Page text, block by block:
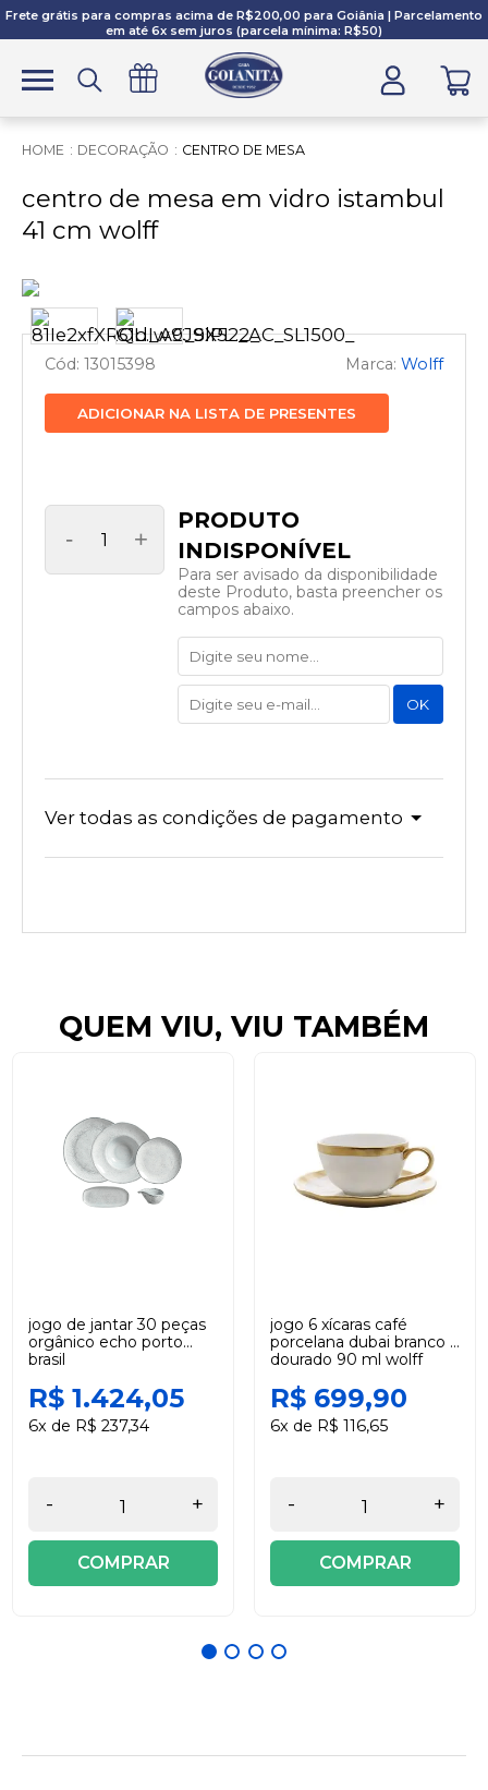
Frete grátis para compras acima de R$200,00 para Goiânia | Parcelamento
em até 6x sem juros (parcela mínima: R$50)
DECORAÇÃO CENTRO DE MESA
centro de mesa em vidro istambul
41 cm wolff
13015398 Wolff
ADICIONAR NA LISTA DE PRESENTES
- +
Para ser avisado da disponibilidade
deste Produto, basta preencher os
campos abaixo.
Ver todas as condições de pagamento
QUEM VIU, VIU TAMBÉM
jogo de jantar 30 peças
orgânico echo porto
brasil
R$ 1.424,05
6x de R$ 237,34
- +
COMPRAR
jogo 6 xícaras café
porcelana dubai branco e
dourado 90 ml wolff
R$ 699,90
6x de R$ 116,65
- +
COMPRAR